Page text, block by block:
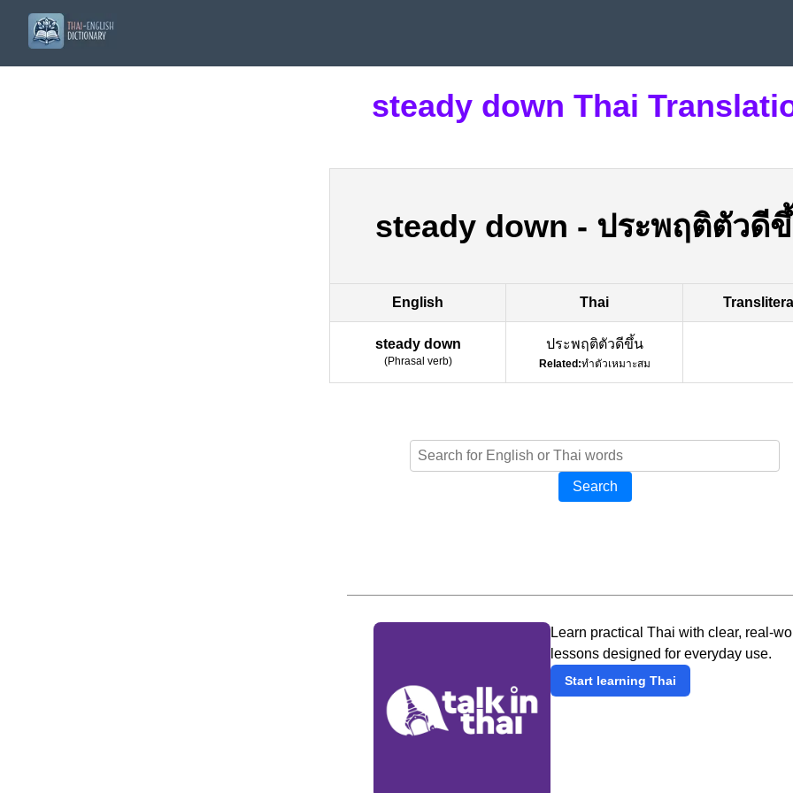
steady down Thai
steady down - ประพฤติตัวดี
English Thai
steady down
(Phrasal verb)
ประพฤติตัวดีขึ้น
Related:ทำตัวเหมาะสม
Search
Learn practical Thai with clear, real-
lessons designed for everyday use.
Start learning Thai